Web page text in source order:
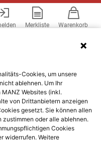
Merkliste Warenkorb
Cookies, um unsere
ablehnen. Um Ihr
Websites (inkl.
von Drittanbietern anzeigen
gesetzt. Sie können allen
oder alle ablehnen.
Cookies
widerrufen. Weitere